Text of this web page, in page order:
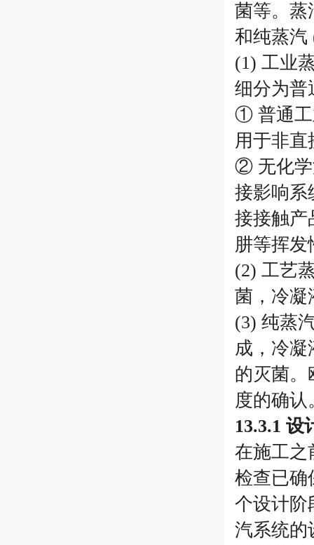
菌等。蒸
和纯蒸汽
(1) 工业
细分为普
① 普通工
用于非
② 无化学
接影响系
接接触产
肼等挥发
(2) 工艺
菌，冷凝
(3) 纯蒸
成，冷
的灭菌。
度的确认
13.3.1 设
在施工之
检查已确
个设计阶
汽系统的